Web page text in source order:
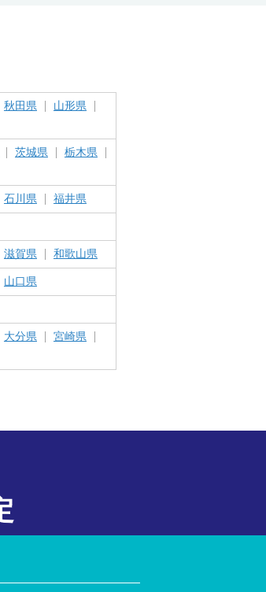
秋田県
山形県
茨城県
栃木県
石川県 福井県
滋賀県 和歌山県
山口県
大分県
宮崎県